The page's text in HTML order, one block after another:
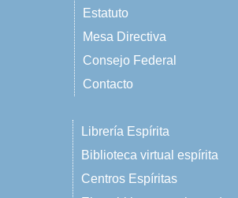
Estatuto
Mesa Directiva
Consejo Federal
Contacto
Librería Espírita
Biblioteca virtual espírita
Centros Espíritas